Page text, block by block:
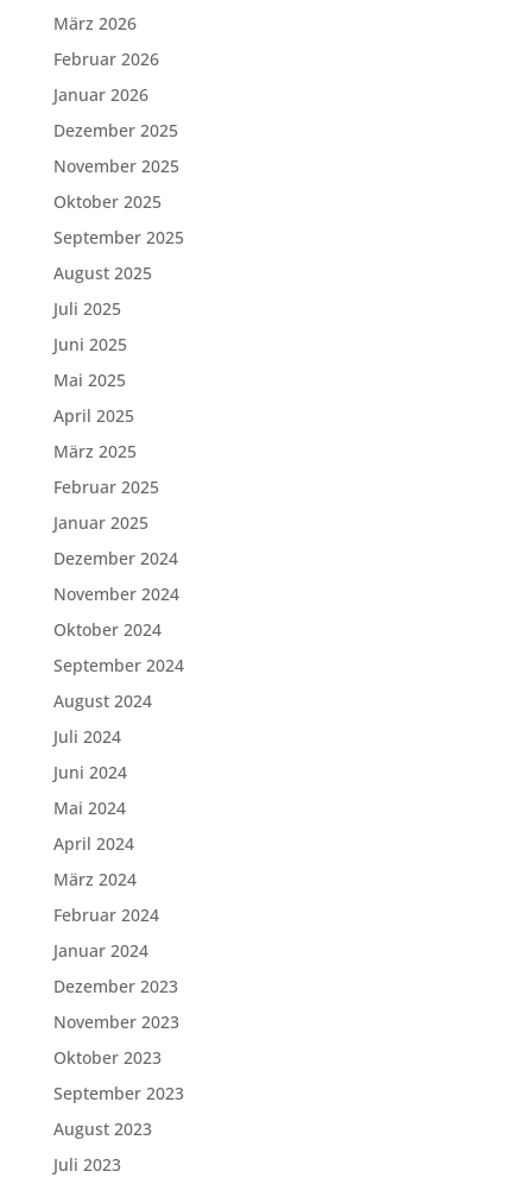
März 2026
Februar 2026
Januar 2026
Dezember 2025
November 2025
Oktober 2025
September 2025
August 2025
Juli 2025
Juni 2025
Mai 2025
April 2025
März 2025
Februar 2025
Januar 2025
Dezember 2024
November 2024
Oktober 2024
September 2024
August 2024
Juli 2024
Juni 2024
Mai 2024
April 2024
März 2024
Februar 2024
Januar 2024
Dezember 2023
November 2023
Oktober 2023
September 2023
August 2023
Juli 2023